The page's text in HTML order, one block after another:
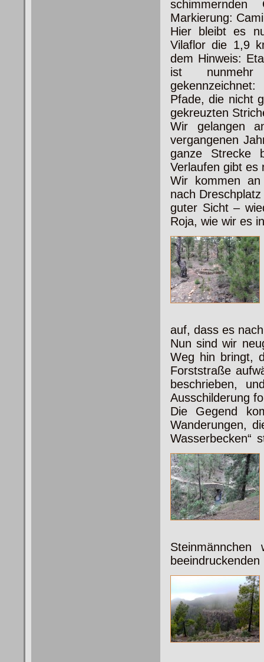
Markierung:
Hier bleibt es
Vilaflor die 1,9
dem Hinweis:
ist
Pfade, die nicht
gekreuzten
Wir gelangen
vergangenen
ganze Strecke
Verlaufen gibt es
Wir kommen an
nach
guter Sicht –
Roja, wie wir es
auf, dass es
Nun sind wir
Weg hin bringt,
Forststraße
beschrieben,
Ausschilderung
Die Gegend
Wanderungen,
Wasserbecken“